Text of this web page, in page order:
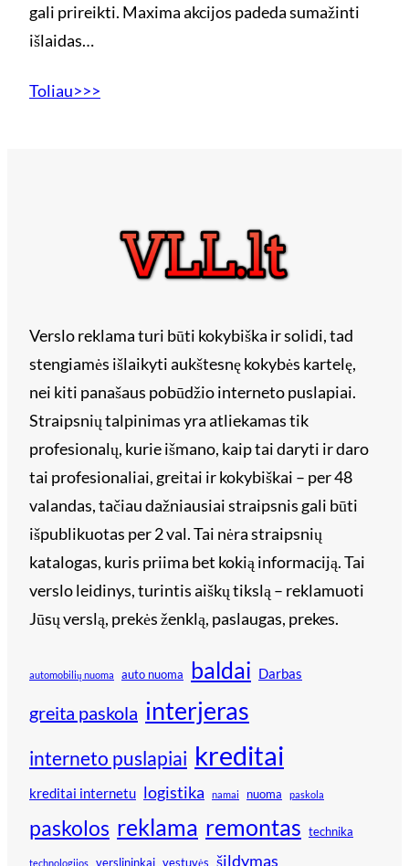
gali prireikti. Maxima akcijos padeda sumažinti
išlaidas…
Toliau>>>
Verslo reklama turi būti kokybiška ir solidi, tad
stengiamės išlaikyti aukštesnę kokybės kartelę,
nei kiti panašaus pobūdžio interneto puslapiai.
Straipsnių talpinimas yra atliekamas tik
profesionalų, kurie išmano, kaip tai daryti ir daro
tai profesionaliai, greitai ir kokybiškai – per 48
valandas, tačiau dažniausiai straipsnis gali būti
išpublikuotas per 2 val. Tai nėra straipsnių
katalogas, kuris priima bet kokią informaciją. Tai
verslo leidinys, turintis aiškų tikslą – reklamuoti
Jūsų verslą, prekės ženklą, paslaugas, prekes.
automobilių nuoma auto nuoma baldai Darbas
greita paskola interjeras
interneto puslapiai kreditai
kreditai internetu logistika namai nuoma paskola
paskolos reklama remontas technika
technologijos verslininkai vestuvės šildymas